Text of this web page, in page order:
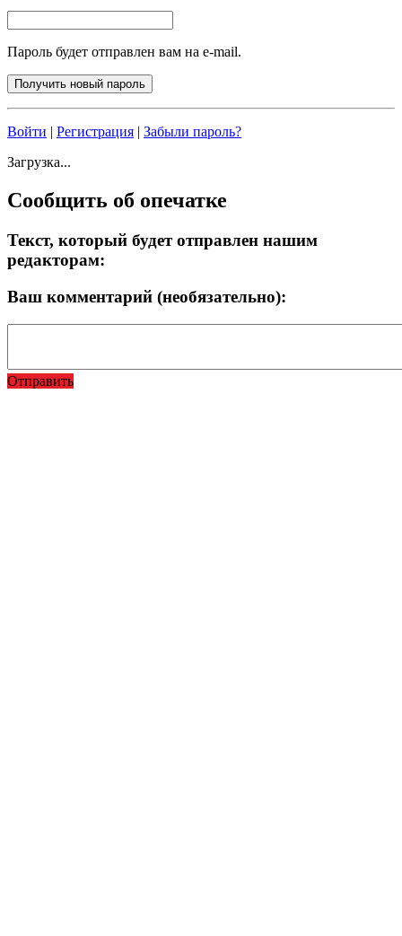
Пароль будет отправлен вам на e-mail.
Войти | Регистрация | Забыли пароль?
Загрузка...
Сообщить об опечатке
Текст, который будет отправлен нашим
редакторам:
Ваш комментарий (необязательно):
Отправить